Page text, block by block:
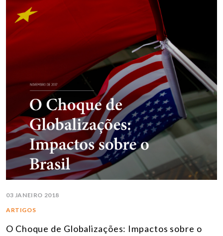
03 JANEIRO 2018
ARTIGOS
O Choque de Globalizações: Impactos sobre o